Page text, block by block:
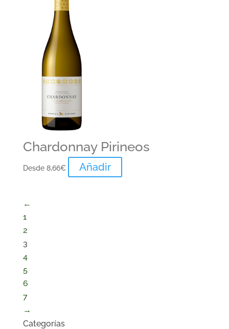
Chardonnay Pirineos
Desde 8,66€ Añadir
←
1
2
3
4
5
6
7
→
Categorías